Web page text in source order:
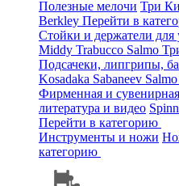
Полезные мелочи Три
Berkley Перейти в
Стойки и держатели
Middy Trabucco Salmo
Подсачеки, липгрипы,
Kosadaka Sabaneev Salmo
Фирменная и
литература и видео
Перейти в категорию
Инструменты и ножи
категорию